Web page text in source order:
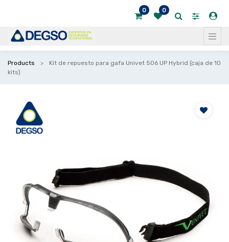
0 0
Products
Kit de repuesto para gafa Univet 506 UP Hybrid (caja de 10
kits)